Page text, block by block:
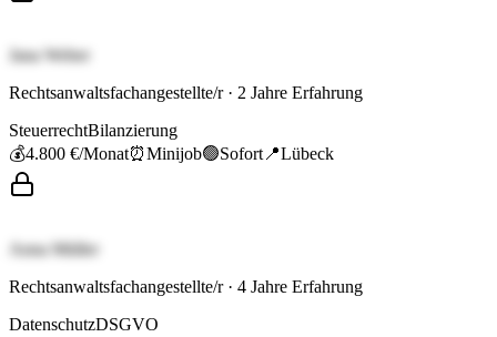
Jana Weber
Rechtsanwaltsfachangestellte/r· 2 Jahre Erfahrung
SteuerrechtBilanzierung
💰4.800 €/Monat⏰Minijob🟢Sofort 📍Lübeck
Anna Müller
Rechtsanwaltsfachangestellte/r· 4 Jahre Erfahrung
DatenschutzDSGVO